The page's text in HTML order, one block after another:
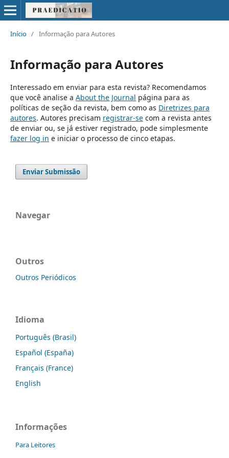
Início / Informação para Autores
Informação para Autores
Interessado em enviar para esta revista? Recomendamos
que você analise a About the Journal página para as
políticas de seção da revista, bem como as Diretrizes para
autores. Autores precisam registrar-secom a revista antes
de enviar ou, se já estiver registrado, pode simplesmente
fazer log in e iniciar o processo de cinco etapas.
Enviar Submissão
Navegar
Outros
Outros Periódicos
Idioma
Português (Brasil)
Español (España)
Français (France)
English
Informações
Para Leitores